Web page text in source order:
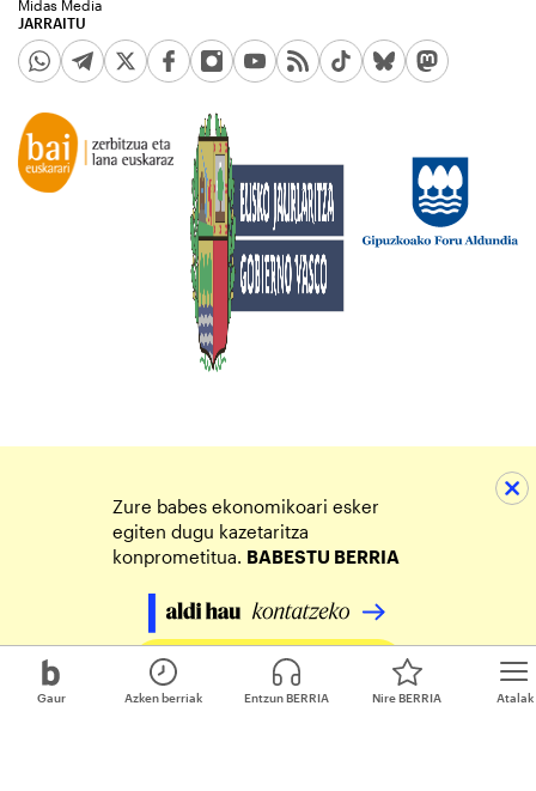
Gaur Atalak
Azken berriak Entzun BERRIA Nire BERRIA
JARRAITU
Midas Media
Zure babes ekonomikoari esker
egiten dugu kazetaritza
konprometitua. BABESTU BERRIA
Egin zure ekarpena